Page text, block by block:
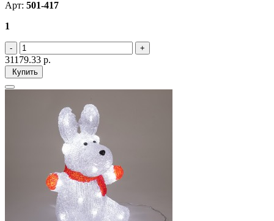
Арт: 501-417
1
31179.33 р.
Купить